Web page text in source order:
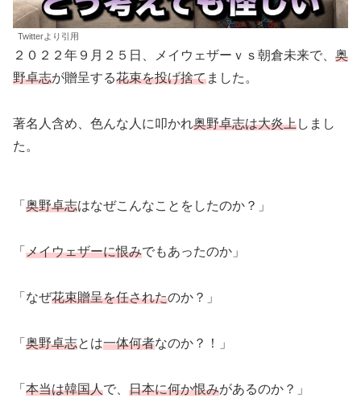
Twitterより引用
２０２２年９月２５日、メイウェザーｖｓ朝倉未来で、 奥
野卓志が贈呈する花束を投げ捨てました。
著名人含め、色んな人に叩かれ奥野卓志は大炎上しまし
た。
「 奥野卓志はなぜこんなことをしたのか？」
「 メイウェザーに恨みでもあったのか」
「なぜ花束贈呈を任されたのか？」
「 奥野卓志とは一体何者なのか？！」
「 本当は韓国人で、 日本に何か恨みがあるのか？」